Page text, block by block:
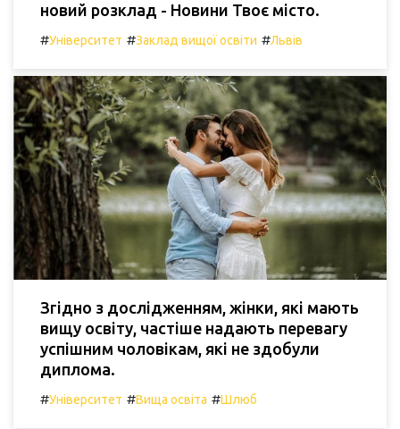
новий розклад - Новини Твоє місто.
#Університет #Заклад вищої освіти #Львів
Згідно з дослідженням, жінки, які мають
вищу освіту, частіше надають перевагу
успішним чоловікам, які не здобули
диплома.
#Університет #Вища освіта #Шлюб